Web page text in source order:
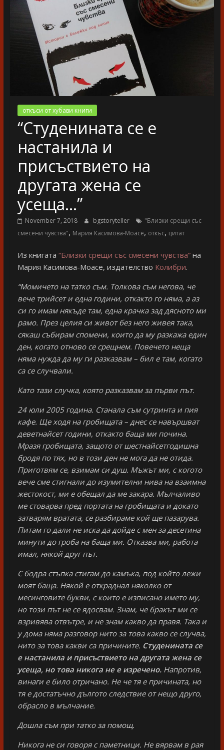
разказ
откъси от хубави книги
“Студенината се е
настанила и
присъствието на
другата жена се
усеща…”
November 7, 2018 bgstoryteller
"Близки срещи със
смесени чувства", Мария Касимова-Моасе, откъс, цитат
Из книгата “Близки срещи със смесени чувства”на
Мария Касимова-Моасе, издателство Колибри.
“Момичето на татко съм. Толкова съм негова, че
вече трийсет и една години, откакто го няма, а аз
си го имам някъде там, една крачка зад дясното ми
рамо. През целия си живот без него живея така,
сякаш събирам спомени, които да му разкажа един
ден, когато отново се срещнем. Повечето неща
няма нужда да му ги разказвам – бил е там, когато
са се случвали.
Като тази случка, която разказвам за първи път.
24 юли 2005 година. Станала съм сутринта и пия
кафе. Ще ходя на гробищата – днес се навършват
деветнайсет години, откакто баща ми почина.
Мразя гробищата, защото от шестнайсетгодишна
бродя по тях, но в този ден не мога да не отида.
Приготвям се, взимам си душ. Мъжът ми, с когото
вече сме стигнали до изумителни нива на взаимна
жестокост, ми е обещал да ме закара. Мълчаливо
ме стоварва пред портата на гробищата и докато
затварям вратата, се разбираме кой ще пазарува.
Питам го дали не иска да дойде с мен за десетина
минути до гроба на баща ми. Отказва ми, работа
имал, някой друг път.
С бодра стъпка стигам до камъка, под който лежи
моят баща. Някой е откраднал няколко от
месинговите букви, с които е изписано името му,
но този път не се ядосвам. Знам, че бракът ми се
взривява отвътре, и не знам какво да правя. Така и
у дома няма разговор нито за това какво се случва,
нито за това какви са причините. Студенината се
е настанила и присъствието на другата жена се
усеща, но това никога не е изречено.Напротив,
винаги е било отричано. Не че тя е причината, но
тя е достатъчно дългото следствие от нещо друго,
обрасло в мълчание.
Дошла съм при татко за помощ.
Никога не си говоря с паметници. Не вярвам в рая